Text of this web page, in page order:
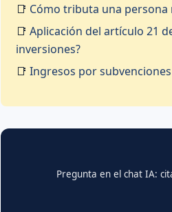
📑 Cómo tributa una persona
📑Aplicación del artículo 21
inversiones?
📑Ingresos por
Pregunta en el chat IA: